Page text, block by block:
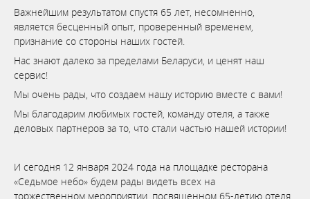
Важнейшим результатом спустя 65 лет, несомненно,
является бесценный опыт, проверенный временем,
признание со стороны наших гостей.
Нас знают далеко за пределами Беларуси, и ценят наш
сервис!
Мы очень рады, что создаем нашу историю вместе с вами!
Мы благодарим любимых гостей, команду отеля, а также
деловых партнеров за то, что стали частью нашей истории!
И сегодня 12 января 2024 года на площадке ресторана
«Седьмое небо» будем рады видеть всех на
торжественном мероприятии, посвященном 65-летию отеля.